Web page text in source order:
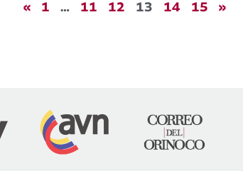
« 1 … 11 12 13 14 15 »